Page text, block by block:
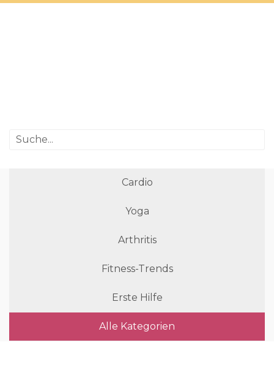
Cardio
Yoga
Arthritis
Fitness-Trends
Erste Hilfe
Alle Kategorien